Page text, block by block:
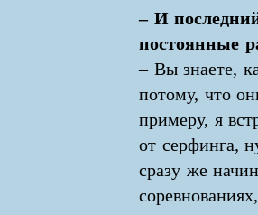
– И
постоянные
– Вы знаете,
потому, что
примеру, я
от серфинга,
сразу же